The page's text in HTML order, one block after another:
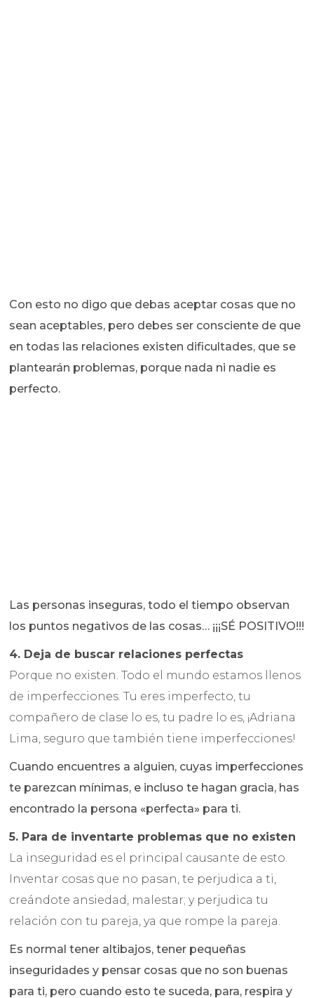
Con esto no digo que debas aceptar cosas que no
sean aceptables, pero debes ser consciente de que
en todas las relaciones existen dificultades, que se
plantearán problemas, porque nada ni nadie es
perfecto.
Las personas inseguras, todo el tiempo observan
los puntos negativos de las cosas… ¡¡¡SÉ POSITIVO!!!
4. Deja de buscar relaciones perfectas
Porque no existen. Todo el mundo estamos llenos
de imperfecciones. Tu eres imperfecto, tu
compañero de clase lo es, tu padre lo es, ¡Adriana
Lima, seguro que también tiene imperfecciones!
Cuando encuentres a alguien, cuyas imperfecciones
te parezcan mínimas, e incluso te hagan gracia, has
encontrado la persona «perfecta» para ti.
5. Para de inventarte problemas que no existen
La inseguridad es el principal causante de esto.
Inventar cosas que no pasan, te perjudica a ti,
creándote ansiedad, malestar; y perjudica tu
relación con tu pareja, ya que rompe la pareja.
Es normal tener altibajos, tener pequeñas
inseguridades y pensar cosas que no son buenas
para ti, pero cuando esto te suceda, para, respira y